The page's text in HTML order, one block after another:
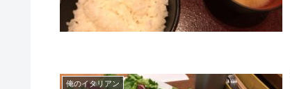
俺のイタリアン